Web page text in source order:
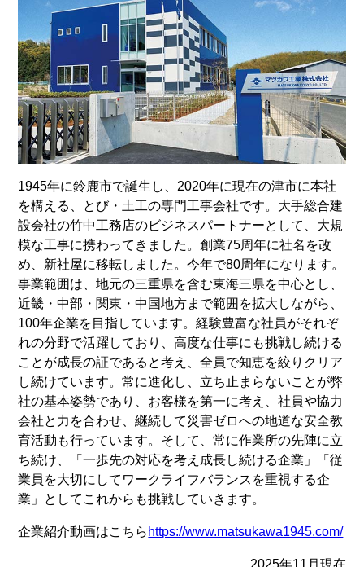
1945年に鈴鹿市で誕生し、2020年に現在の津市に本社
を構える、とび・土工の専門工事会社です。大手総合建
設会社の竹中工務店のビジネスパートナーとして、大規
模な工事に携わってきました。創業75周年に社名を改
め、新社屋に移転しました。今年で80周年になります。
事業範囲は、地元の三重県を含む東海三県を中心とし、
近畿・中部・関東・中国地方まで範囲を拡大しながら、
100年企業を目指しています。経験豊富な社員がそれぞ
れの分野で活躍しており、高度な仕事にも挑戦し続ける
ことが成長の証であると考え、全員で知恵を絞りクリア
し続けています。常に進化し、立ち止まらないことが弊
社の基本姿勢であり、お客様を第一に考え、社員や協力
会社と力を合わせ、継続して災害ゼロへの地道な安全教
育活動も行っています。そして、常に作業所の先陣に立
ち続け、「一歩先の対応を考え成長し続ける企業」「従
業員を大切にしてワークライフバランスを重視する企
業」としてこれからも挑戦していきます。
企業紹介動画はこちら https://www.matsukawa1945.com/
2025年11月現在